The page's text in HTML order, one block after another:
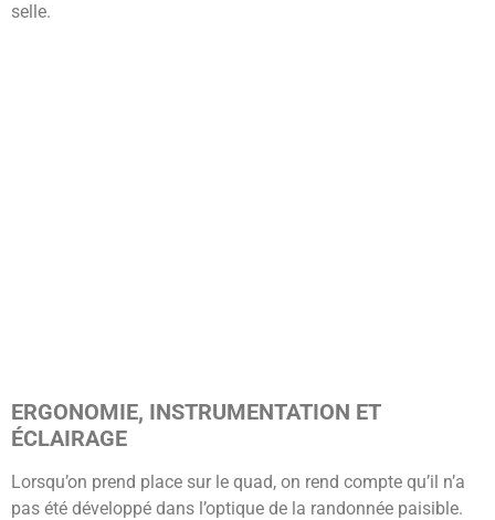
selle.
ERGONOMIE, INSTRUMENTATION ET
ÉCLAIRAGE
Lorsqu’on prend place sur le quad, on rend compte qu’il n’a
pas été développé dans l’optique de la randonnée paisible.